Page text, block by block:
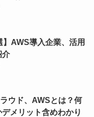
】AWS導入企業、活用
介
ウド、AWSとは？何
メリット含めわかり